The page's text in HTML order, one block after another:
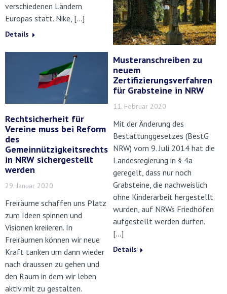
verschiedenen Ländern
Europas statt. Nike, […]
Details
Musteranschreiben zu
neuem
Zertifizierungsverfahren
für Grabsteine in NRW
11. Februar 2020
Mit der Änderung des
Bestattunggesetzes (BestG
NRW) vom 9. Juli 2014 hat die
Landesregierung in § 4a
geregelt, dass nur noch
Grabsteine, die nachweislich
ohne Kinderarbeit hergestellt
wurden, auf NRWs Friedhöfen
aufgestellt werden dürfen.
[…]
Details
Rechtsicherheit für
Vereine muss bei Reform
des
Gemeinnützigkeitsrechts
in NRW sichergestellt
werden
29. Januar 2020
Freiräume schaffen uns Platz
zum Ideen spinnen und
Visionen kreiieren. In
Freiräumen können wir neue
Kraft tanken um dann wieder
nach draussen zu gehen und
den Raum in dem wir leben
aktiv mit zu gestalten.